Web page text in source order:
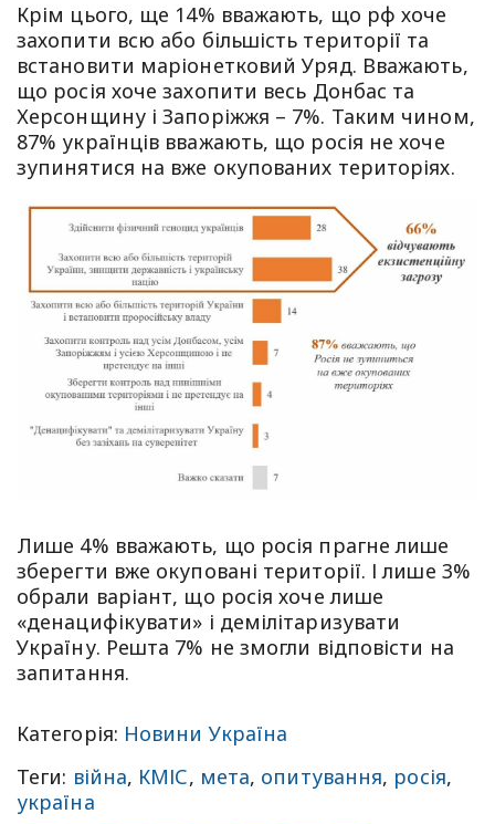
Крім цього, ще 14% вважають, що рф хоче
захопити всю або більшість території та
встановити маріонетковий Уряд. Вважають,
що росія хоче захопити весь Донбас та
Херсонщину і Запоріжжя – 7%. Таким чином,
87% українців вважають, що росія не хоче
зупинятися на вже окупованих територіях.
Лише 4% вважають, що росія прагне лише
зберегти вже окуповані території. І лише 3%
обрали варіант, що росія хоче лише
«денацифікувати» і демілітаризувати
Україну. Решта 7% не змогли відповісти на
запитання.
Категорія: Новини Україна
Теги: війна, КМІС, мета, опитування, росія,
україна